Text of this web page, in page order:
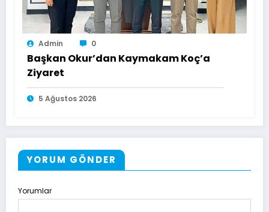
Admin 0
Başkan Okur’dan Kaymakam Koç’a
Ziyaret
5 Ağustos 2026
YORUM GÖNDER
Yorumlar